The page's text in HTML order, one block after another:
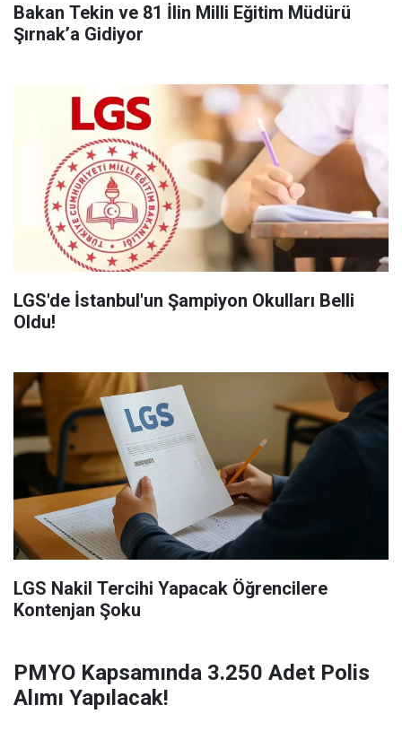
Bakan Tekin ve 81 İlin Milli Eğitim Müdürü
Şırnak’a Gidiyor
LGS'de İstanbul'un Şampiyon Okulları Belli
Oldu!
LGS Nakil Tercihi Yapacak Öğrencilere
Kontenjan Şoku
PMYO Kapsamında 3.250 Adet Polis
Alımı Yapılacak!